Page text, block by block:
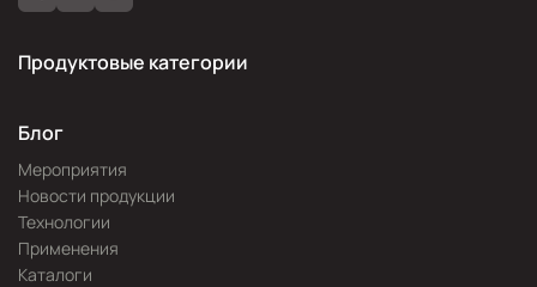
Продуктовые категории
Блог
Мероприятия
Новости продукции
Технологии
Применения
Каталоги